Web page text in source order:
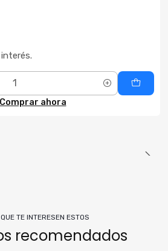
Comprar ahora
TE INTERESEN ESTOS
recomendados